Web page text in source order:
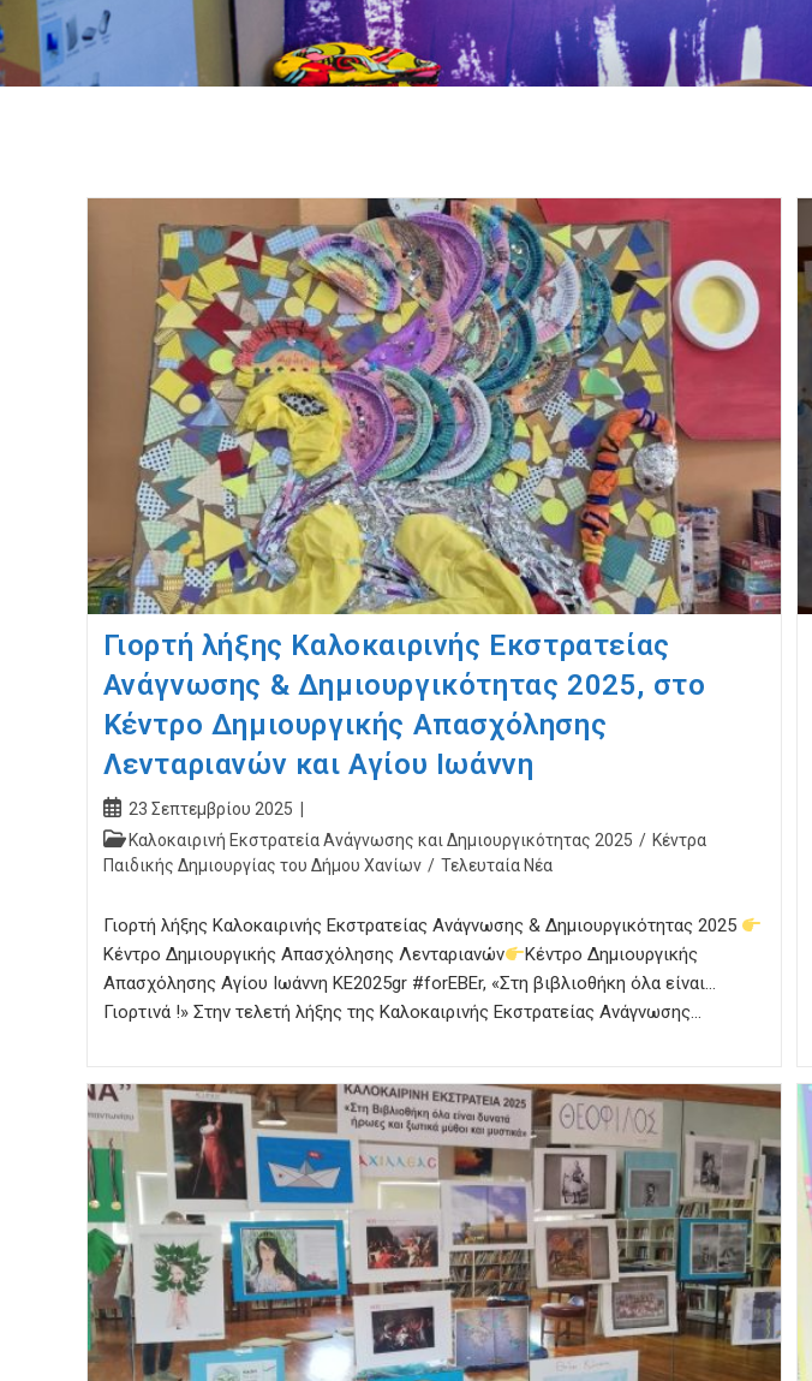
Γιορτή λήξης Καλοκαιρινής Εκστρατείας
Ανάγνωσης & Δημιουργικότητας 2025, στο
Κέντρο Δημιουργικής Απασχόλησης
Λενταριανών και Αγίου Ιωάννη
Post
published:
23 Σεπτεμβρίου 2025
Post
category:
Καλοκαιρινή Εκστρατεία Ανάγνωσης και Δημιουργικότητας 2025 / Κέντρα
Παιδικής Δημιουργίας του Δήμου Χανίων / Τελευταία Νέα
Γιορτή λήξης Καλοκαιρινής Εκστρατείας Ανάγνωσης & Δημιουργικότητας 2025
Κέντρο Δημιουργικής Απασχόλησης Λενταριανών
Κέντρο Δημιουργικής
Απασχόλησης Αγίου Ιωάννη ΚΕ2025gr #forEBEr, «Στη βιβλιοθήκη όλα είναι…
Γιορτινά !» Στην τελετή λήξης της Καλοκαιρινής Εκστρατείας Ανάγνωσης…